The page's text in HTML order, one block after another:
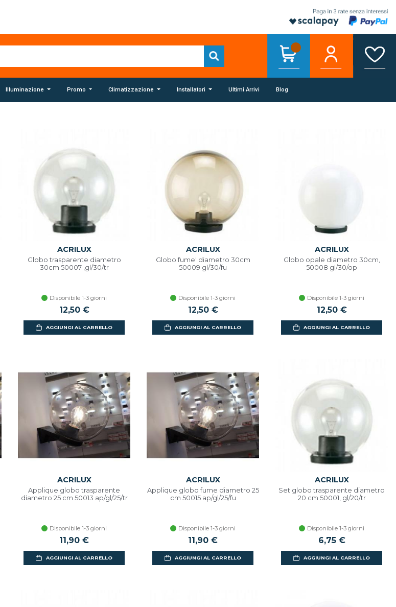
Illuminazione Promo Climatizzazione Installatori Ultimi Arrivi Blog
ACRILUX
Globo trasparente diametro
30cm 50007 ,gl/30/tr
Disponibile 1-3 giorni
12,50 €
AGGIUNGI AL CARRELLO
ACRILUX
Globo fume' diametro 30cm
50009 gl/30/fu
Disponibile 1-3 giorni
12,50 €
AGGIUNGI AL CARRELLO
ACRILUX
Globo opale diametro 30cm,
50008 gl/30/op
Disponibile 1-3 giorni
12,50 €
AGGIUNGI AL CARRELLO
ACRILUX
Applique globo trasparente
diametro 25 cm 50013 ap/gl/25/tr
Disponibile 1-3 giorni
11,90 €
AGGIUNGI AL CARRELLO
ACRILUX
Applique globo fume diametro 25
cm 50015 ap/gl/25/fu
Disponibile 1-3 giorni
11,90 €
AGGIUNGI AL CARRELLO
ACRILUX
Set globo trasparente diametro
20 cm 50001, gl/20/tr
Disponibile 1-3 giorni
6,75 €
AGGIUNGI AL CARRELLO